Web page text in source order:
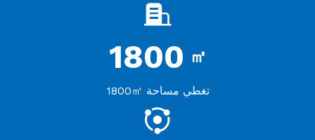
1800 ㎡
تغطي مساحة 1800㎡